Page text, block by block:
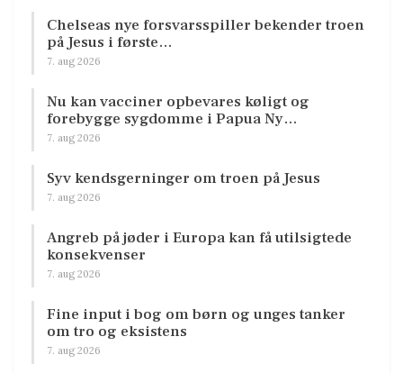
Chelseas nye forsvarsspiller bekender troen
på Jesus i første…
7. aug 2026
Nu kan vacciner opbevares køligt og
forebygge sygdomme i Papua Ny…
7. aug 2026
Syv kendsgerninger om troen på Jesus
7. aug 2026
Angreb på jøder i Europa kan få utilsigtede
konsekvenser
7. aug 2026
Fine input i bog om børn og unges tanker
om tro og eksistens
7. aug 2026